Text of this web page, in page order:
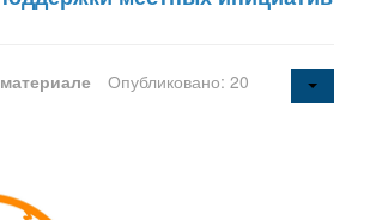
Опубликовано: 20